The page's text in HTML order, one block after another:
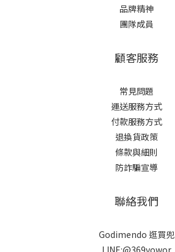
品牌精神
團隊成員
顧客服務
常見問題
運送服務方式
付款服務方式
退換貨政策
條款與細則
防詐騙宣導
聯絡我們
Godimendo 逛買兜
LINE:@369vowor